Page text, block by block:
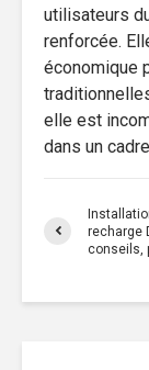
utilisateurs
renforcée.
économique
elle est
dans un
recharge
conseils,